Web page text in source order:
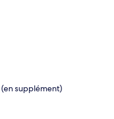
supplément)